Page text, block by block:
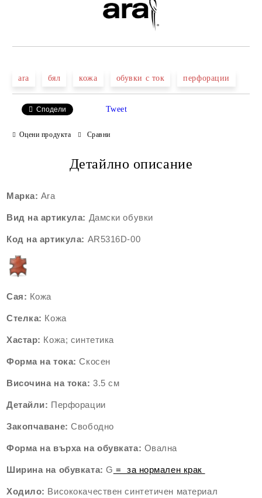
ara бял кожа обувки с ток перфорации
Сподели Tweet
Оцени продукта Сравни
Детайлно описание
Марка: Ara
Вид на артикула: Дамски обувки
Код на артикула: AR5316D-00
Сая: Кожа
Стелка: Кожа
Хастар: Кожа; синтетика
Форма на тока: Скосен
Височина на тока: 3.5 см
Детайли: Перфорации
Закопчаване: Свободно
Форма на върха на обувката: Овална
Ширина на обувката: G = за нормален крак
Ходило: Висококачествен синтетичен материал